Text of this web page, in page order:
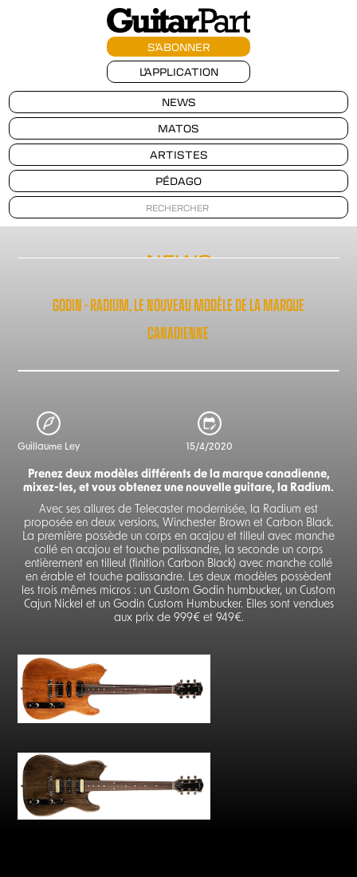
S'ABONNER
L'APPLICATION
NEWS
MATOS
ARTISTES
PÉDAGO
NEWS
GODIN - RADIUM, LE NOUVEAU MODÈLE DE LA MARQUE
CANADIENNE
Guillaume Ley 15/4/2020
Prenez deux modèles différents de la marque canadienne,
mixez-les, et vous obtenez une nouvelle guitare, la Radium.
Avec ses allures de Telecaster modernisée, la Radium est
proposée en deux versions, Winchester Brown et Carbon Black.
La première possède un corps en acajou et tilleul avec manche
collé en acajou et touche palissandre, la seconde un corps
entièrement en tilleul (finition Carbon Black) avec manche collé
en érable et touche palissandre. Les deux modèles possèdent
les trois mêmes micros : un Custom Godin humbucker, un Custom
Cajun Nickel et un Godin Custom Humbucker. Elles sont vendues
aux prix de 999€ et 949€.